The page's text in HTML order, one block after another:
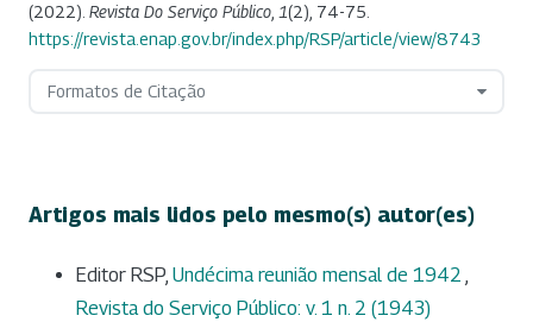
(2022). Revista Do Serviço Público 1(2), 74-75.
https://revista.enap.gov.br/index.php/RSP/article/view/8743
Formatos de Citação
Artigos mais lidos pelo mesmo(s) autor(es)
Editor RSP, Undécima reunião mensal de 1942 ,
Revista do Serviço Público: v. 1 n. 2 (1943)